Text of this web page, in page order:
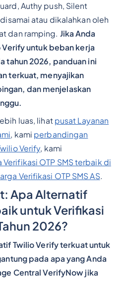
Authy push, Silent
atau dikalahkan oleh
dan ramping. Jika Anda
untuk beban kerja
tahun 2026, panduan ini
terkuat, menyajikan
dan menjelaskan
luas, lihat pusat Layanan
, kami perbandingan
Verify, kami
OTP SMS terbaik di
Verifikasi OTP SMS AS.
Apa Alternatif
untuk Verifikasi
2026?
Twilio Verify terkuat untuk
pada apa yang Anda
Central VerifyNow jika